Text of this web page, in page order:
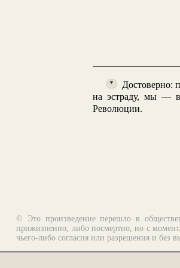
*
Достоверно:
на эстраду, мы — в
Революции.
© Это произведение перешло в
прижизненно, либо посмертно, но с
чьего-либо согласия или разрешения и без